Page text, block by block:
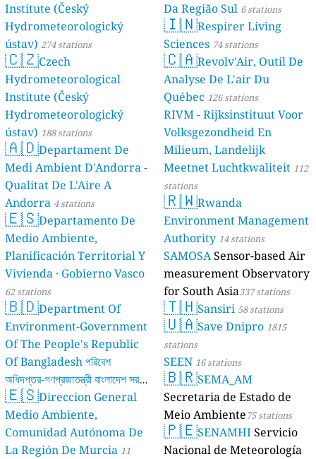
Institute (Český
Hydrometeorologický
ústav) 274 stations
🇨🇿Czech
Hydrometeorological
Institute (Český
Hydrometeorologický
ústav) 188 stations
🇦🇩Departament De
Medi Ambient D'Andorra -
Qualitat De L'Aire A
Andorra 4 stations
🇪🇸Departamento De
Medio Ambiente,
Planificación Territorial Y
Vivienda · Gobierno Vasco
62 stations
🇧🇩Department Of
Environment-Government
Of The People's Republic
Of Bangladesh পরিবেশ
অধিদপ্তর-গণপ্রজাতন্ত্রী বাংলাদেশ সরকার
17 stations
🇪🇸Direccion General
Medio Ambiente,
Comunidad Autónoma De
La Región De Murcia 11
Da Região Sul 6 stations
🇮🇳Respirer Living
Sciences 74 stations
🇨🇦Revolv'Air, Outil De
Analyse De L'air Du
Québec 126 stations
RIVM - Rijksinstituut Voor
Volksgezondheid En
Milieum, Landelijk
Meetnet Luchtkwaliteit 112
stations
🇷🇼Rwanda
Environment Management
Authority 14 stations
SAMOSASensor-based Air
measurement Observatory
for South Asia337 stations
🇹🇭Sansiri 58 stations
🇺🇦Save Dnipro 1815
stations
SEEN 16 stations
🇧🇷SEMA_AM
Secretaria de Estado de
Meio Ambiente75 stations
🇵🇪SENAMHIServicio
Nacional de Meteorología